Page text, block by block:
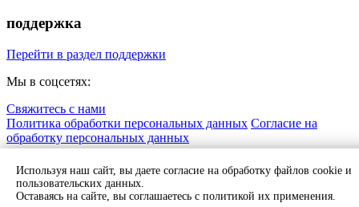
поддержка
Перейти в раздел поддержки
Мы в соцсетях:
Свяжитесь с нами
Политика обработки персональных данных Согласие на
обработку персональных данных
© 2010-2026 Cactus Russia
Используя наш сайт, вы даете согласие на обработку файлов cookie и
пользовательских данных.
Оставаясь на сайте, вы соглашаетесь с политикой их применения.